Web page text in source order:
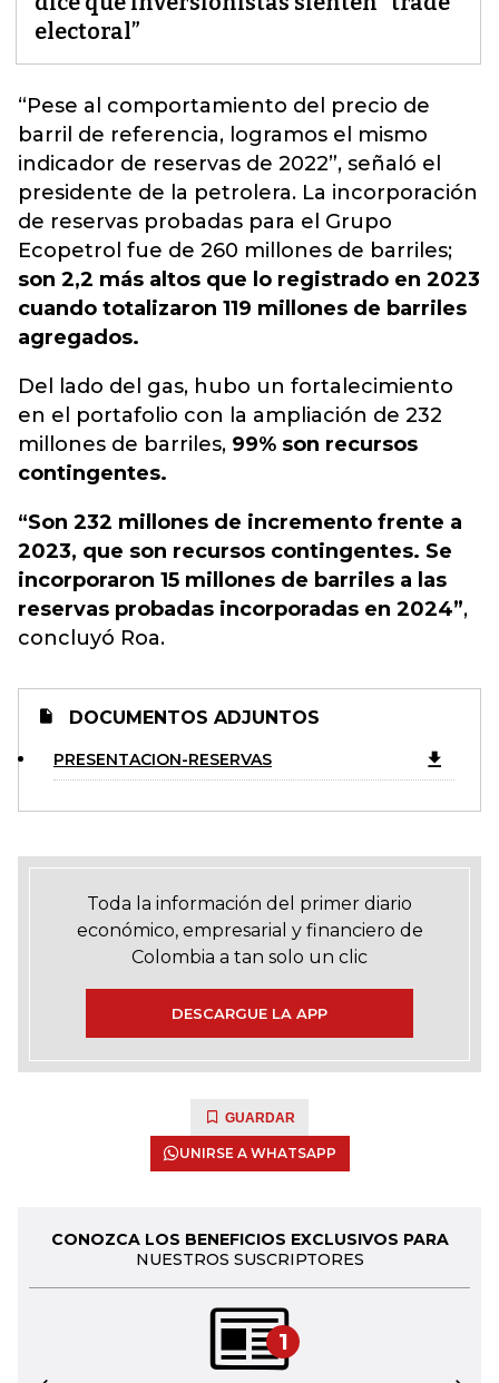
electoral”
“Pese al comportamiento del precio de
barril de referencia, logramos el mismo
indicador de reservas de 2022”, señaló el
presidente de la petrolera. La incorporación
de reservas probadas para el Grupo
Ecopetrol fue de 260 millones de barriles;
son 2,2 más altos que lo registrado en 2023
cuando totalizaron 119 millones de barriles
agregados.
Del lado del gas, hubo un fortalecimiento
en el portafolio con la ampliación de 232
millones de barriles, 99% son recursos
contingentes.
“Son 232 millones de incremento frente a
2023, que son recursos contingentes. Se
incorporaron 15 millones de barriles a las
reservas probadas incorporadas en 2024”,
concluyó Roa.
DOCUMENTOS ADJUNTOS
PRESENTACION-RESERVAS
Toda la información del primer diario
económico, empresarial y financiero de
Colombia a tan solo un clic
DESCARGUE LA APP
GUARDAR
UNIRSE A WHATSAPP
CONOZCA LOS BENEFICIOS EXCLUSIVOS PARA
NUESTROS SUSCRIPTORES
1